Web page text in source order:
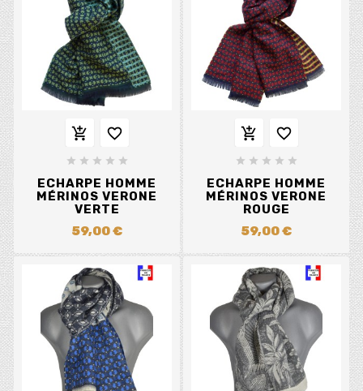
 
    
ECHARPE HOMME
MÉRINOS VERONE
VERTE
59,00 €
 
    
ECHARPE HOMME
MÉRINOS VERONE
ROUGE
59,00 €